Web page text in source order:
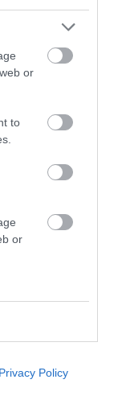
or
to
or
Privacy Policy
είναι
φανεί.